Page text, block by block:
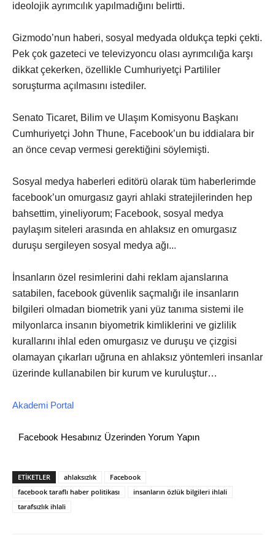
ideolojik ayrımcılık yapılmadığını belirtti.
Gizmodo’nun haberi, sosyal medyada oldukça tepki çekti.
Pek çok gazeteci ve televizyoncu olası ayrımcılığa karşı
dikkat çekerken, özellikle Cumhuriyetçi Partililer
soruşturma açılmasını istediler.
Senato Ticaret, Bilim ve Ulaşım Komisyonu Başkanı
Cumhuriyetçi John Thune, Facebook’un bu iddialara bir
an önce cevap vermesi gerektiğini söylemişti.
Sosyal medya haberleri editörü olarak tüm haberlerimde
facebook’un omurgasız gayri ahlaki stratejilerinden hep
bahsettim, yineliyorum; Facebook, sosyal medya
paylaşım siteleri arasında en ahlaksız en omurgasız
duruşu sergileyen sosyal medya ağı...
İnsanların özel resimlerini dahi reklam ajanslarına
satabilen, facebook güvenlik saçmalığı ile insanların
bilgileri olmadan biometrik yani yüz tanıma sistemi ile
milyonlarca insanın biyometrik kimliklerini ve gizlilik
kurallarını ihlal eden omurgasız ve duruşu ve çizgisi
olamayan çıkarları uğruna en ahlaksız yöntemleri insanlar
üzerinde kullanabilen bir kurum ve kuruluştur…
Akademi Portal
Facebook Hesabınız Üzerinden Yorum Yapın
ETİKETLER ahlaksızlık
Facebook
facebook taraflı haber politikası
insanların özlük bilgileri ihlali
tarafsızlık ihlali